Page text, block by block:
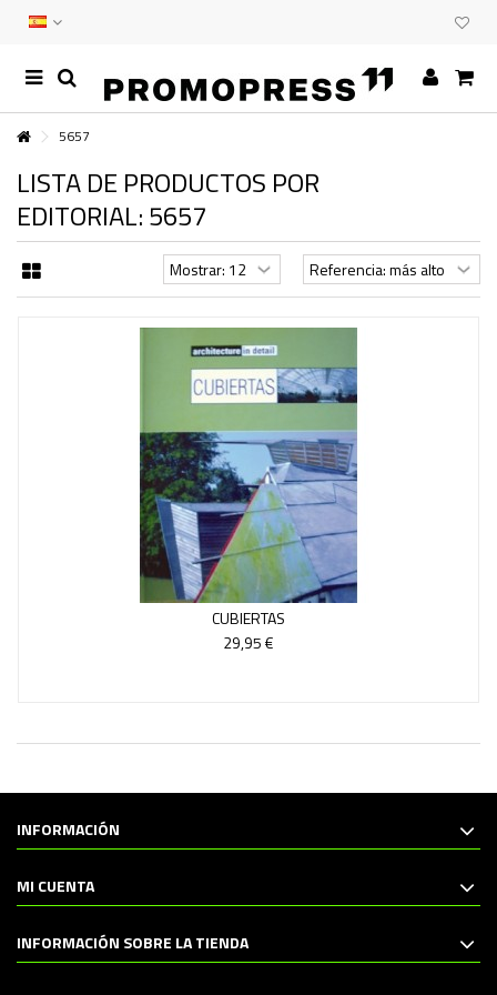
5657
LISTA DE PRODUCTOS POR
EDITORIAL: 5657
CUBIERTAS
29,95 €
INFORMACIÓN
MI CUENTA
INFORMACIÓN SOBRE LA TIENDA